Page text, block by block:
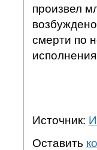
произвел
смерти по
Источник:
Оставить